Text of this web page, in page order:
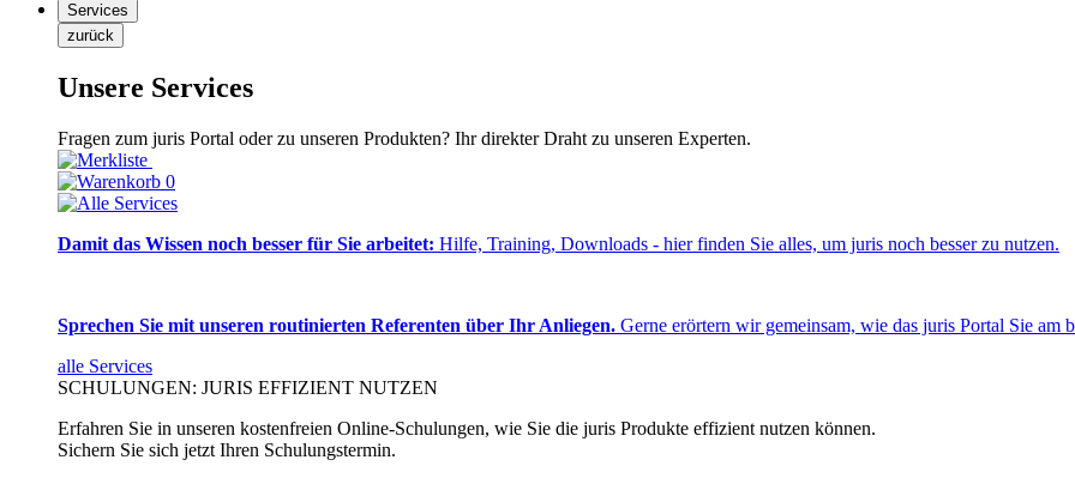
Services
zurück
Unsere Services
Fragen zum juris Portal oder zu unseren Produkten? Ihr direkter Draht zu unseren Experten.
0
Damit das Wissen noch besser für Sie arbeitet: Hilfe, Training, Downloads - hier finden Sie alles, um juris noch besser zu nutzen.
Sprechen Sie mit unseren routinierten Referenten über Ihr Anliegen. Gerne erörtern wir gemeinsam, wie das juris Portal Sie am
alle Services
SCHULUNGEN: JURIS EFFIZIENT NUTZEN
Erfahren Sie in unseren kostenfreien Online-Schulungen, wie Sie die juris Produkte effizient nutzen können.
Sichern Sie sich jetzt Ihren Schulungstermin.